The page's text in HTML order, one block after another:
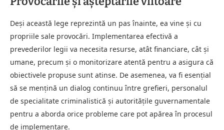
Deși această lege reprezintă un pas înainte, ea vine și cu
propriile sale provocări. Implementarea efectivă a
prevederilor legii va necesita resurse, atât financiare, cât și
umane, precum și o monitorizare atentă pentru a asigura că
obiectivele propuse sunt atinse. De asemenea, va fi esențial
să se mențină un dialog continuu între grefieri, personalul
de specialitate criminalistică și autoritățile guvernamentale
pentru a aborda orice probleme care pot apărea în procesul
de implementare.